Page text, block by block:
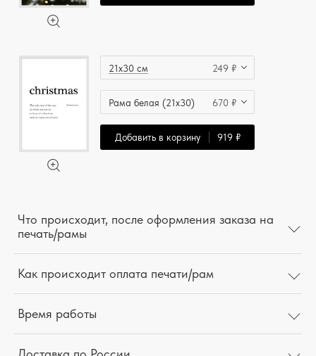
21x30 см 249 ₽
Рама белая (21x30) 670 ₽
Добавить в корзину 919 ₽
Что происходит, после оформления заказа на
печать/рамы
Как происходит оплата печати/рам
Время работы